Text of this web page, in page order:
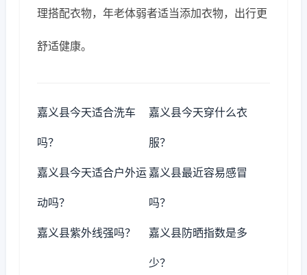
理搭配衣物，年老体弱者适当添加衣物，出行更
舒适健康。
嘉义县今天适合洗车
吗？
嘉义县今天穿什么衣
服？
嘉义县今天适合户外运
动吗？
嘉义县最近容易感冒
吗？
嘉义县紫外线强吗？ 嘉义县防晒指数是多
少？